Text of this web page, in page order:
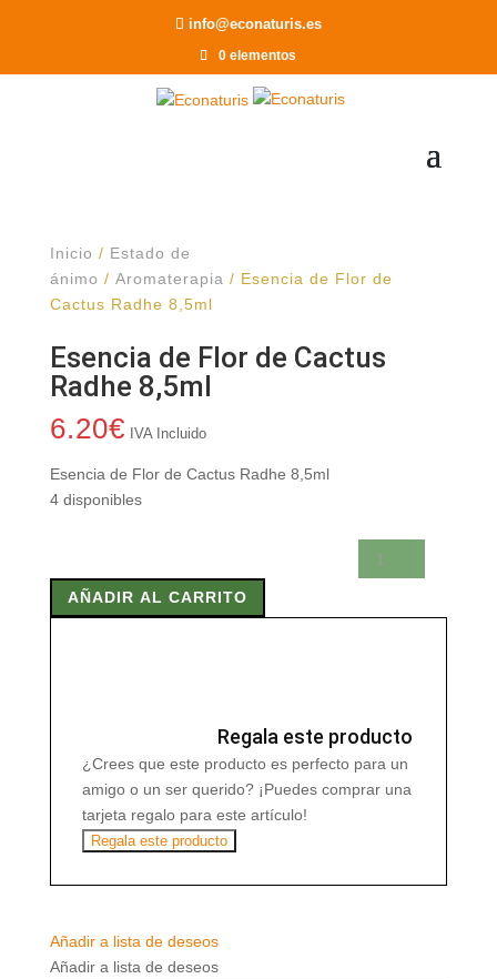
info@econaturis.es
0 elementos
Inicio / Estado de
ánimo / Aromaterapia / Esencia de Flor de
Cactus Radhe 8,5ml
Esencia de Flor de Cactus
Radhe 8,5ml
6.20€ IVA Incluido
Esencia de Flor de Cactus Radhe 8,5ml
4 disponibles
de
FlorAÑADIR AL CARRITO
Regala este producto
¿Crees que este producto es perfecto para un
amigo o un ser querido? ¡Puedes comprar una
tarjeta regalo para este artículo!
Regala este producto
Añadir a lista de deseos
Añadir a lista de deseos